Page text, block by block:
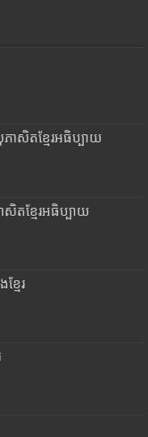
ាសិតខ្មែរអធិប្បាយ
តខ្មែរអធិប្បាយ
មែរ